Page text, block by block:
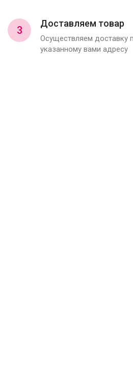
3
Доставляем товар
Осуществляем доставку
указанному вами адресу